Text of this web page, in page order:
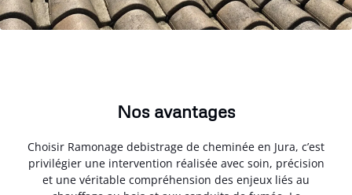
Nos avantages
Choisir Ramonage debistrage de cheminée en Jura, c’est
privilégier une intervention réalisée avec soin, précision
et une véritable compréhension des enjeux liés au